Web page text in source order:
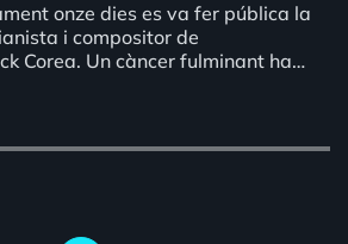
onze dies es va fer pública la
i compositor de
Corea. Un càncer fulminant ha
el piano del gran creador del "jazz
23 premis Grammy i company de
amb tres versions sensacionals